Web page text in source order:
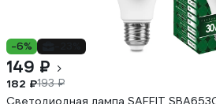
-6%
149 ₽
182 ₽193 ₽
Светодиодная лампа SAFFIT